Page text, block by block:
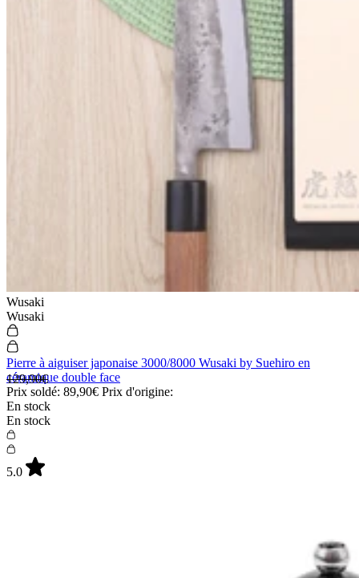
Wusaki
Wusaki
Pierre à aiguiser japonaise 3000/8000 Wusaki by Suehiro en
céramique double face
Prix soldé: 89,90€ Prix d'origine:
129,90€
En stock
En stock
5.0